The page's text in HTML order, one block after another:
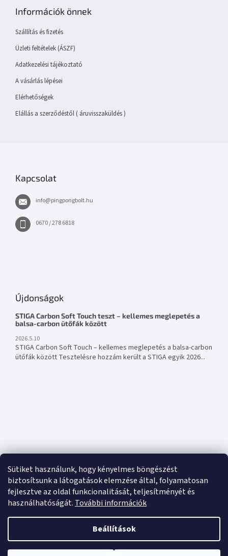
Sütiket használunk, hogy kényelmes böngészést
biztosítsunk a látogatások elemzése által, folyamatosan
fejlesztve az oldal funkcionalitását, teljesítményét és
használhatóságát. További információk
Beállítások
Információk önnek
Szállítás és fizetés
Üzleti feltételek (ÁSZF)
Adatkezelési tájékoztató
A vásárlás lépései
Elérhetőségek
Elállás a szerződéstől ( áruvisszaküldés )
Kapcsolat
info@pingpongbolt.hu
0670 / 278 6818
Újdonságok
STIGA Carbon Soft Touch teszt – kellemes meglepetés a
balsa-carbon ütőfák között
2026.5.10
STIGA Carbon Soft Touch – kellemes meglepetés a balsa-carbon
ütőfák között Tesztelésre hozzám került a STIGA egyik 2026...